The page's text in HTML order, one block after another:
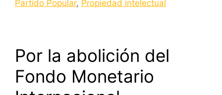
Partido Popular, Propiedad intelectual
Por la abolición del
Fondo Monetario